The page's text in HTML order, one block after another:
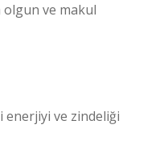
ve makul
enerjiyi ve zindeliği